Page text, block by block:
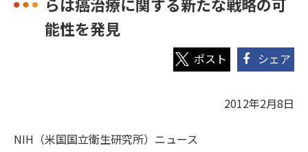
能性を発見
シェア
2012年2月8日
NIH（米国国立衛生研究所）ニュース